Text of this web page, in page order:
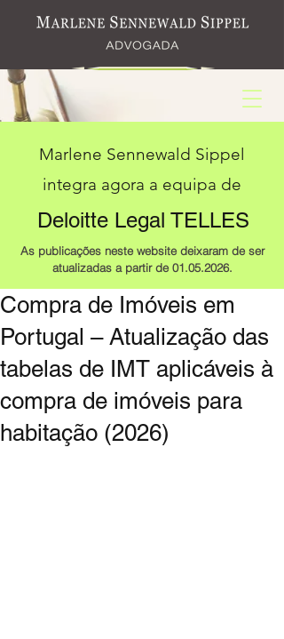
Marlene Sennewald Sippel
integra agora a equipa de
Deloitte Legal TELLES
As publicações neste website deixaram de ser
atualizadas a partir de 01.05.2026.
Compra de Imóveis em
Portugal – Atualização das
tabelas de IMT aplicáveis à
compra de imóveis para
habitação (2026)